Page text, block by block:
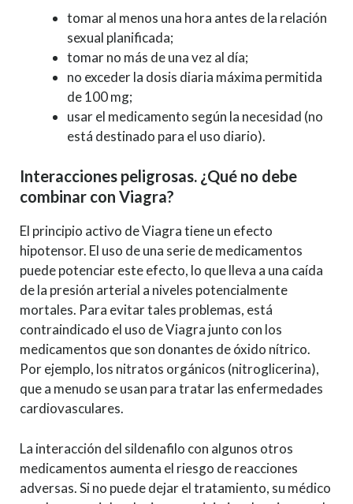
tomar al menos una hora antes de la relación
sexual planificada;
tomar no más de una vez al día;
no exceder la dosis diaria máxima permitida
de 100 mg;
usar el medicamento según la necesidad (no
está destinado para el uso diario).
Interacciones peligrosas. ¿Qué no debe
combinar con Viagra?
El principio activo de Viagra tiene un efecto
hipotensor. El uso de una serie de medicamentos
puede potenciar este efecto, lo que lleva a una caída
de la presión arterial a niveles potencialmente
mortales. Para evitar tales problemas, está
contraindicado el uso de Viagra junto con los
medicamentos que son donantes de óxido nítrico.
Por ejemplo, los nitratos orgánicos (nitroglicerina),
que a menudo se usan para tratar las enfermedades
cardiovasculares.
La interacción del sildenafilo con algunos otros
medicamentos aumenta el riesgo de reacciones
adversas. Si no puede dejar el tratamiento, su médico